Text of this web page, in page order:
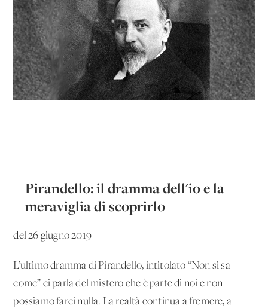
Pirandello: il dramma dell'io e la
meraviglia di scoprirlo
del 26 giugno 2019
L’ultimo dramma di Pirandello, intitolato “Non si sa
come” ci parla del mistero che è parte di noi e non
possiamo farci nulla. La realtà continua a fremere, a